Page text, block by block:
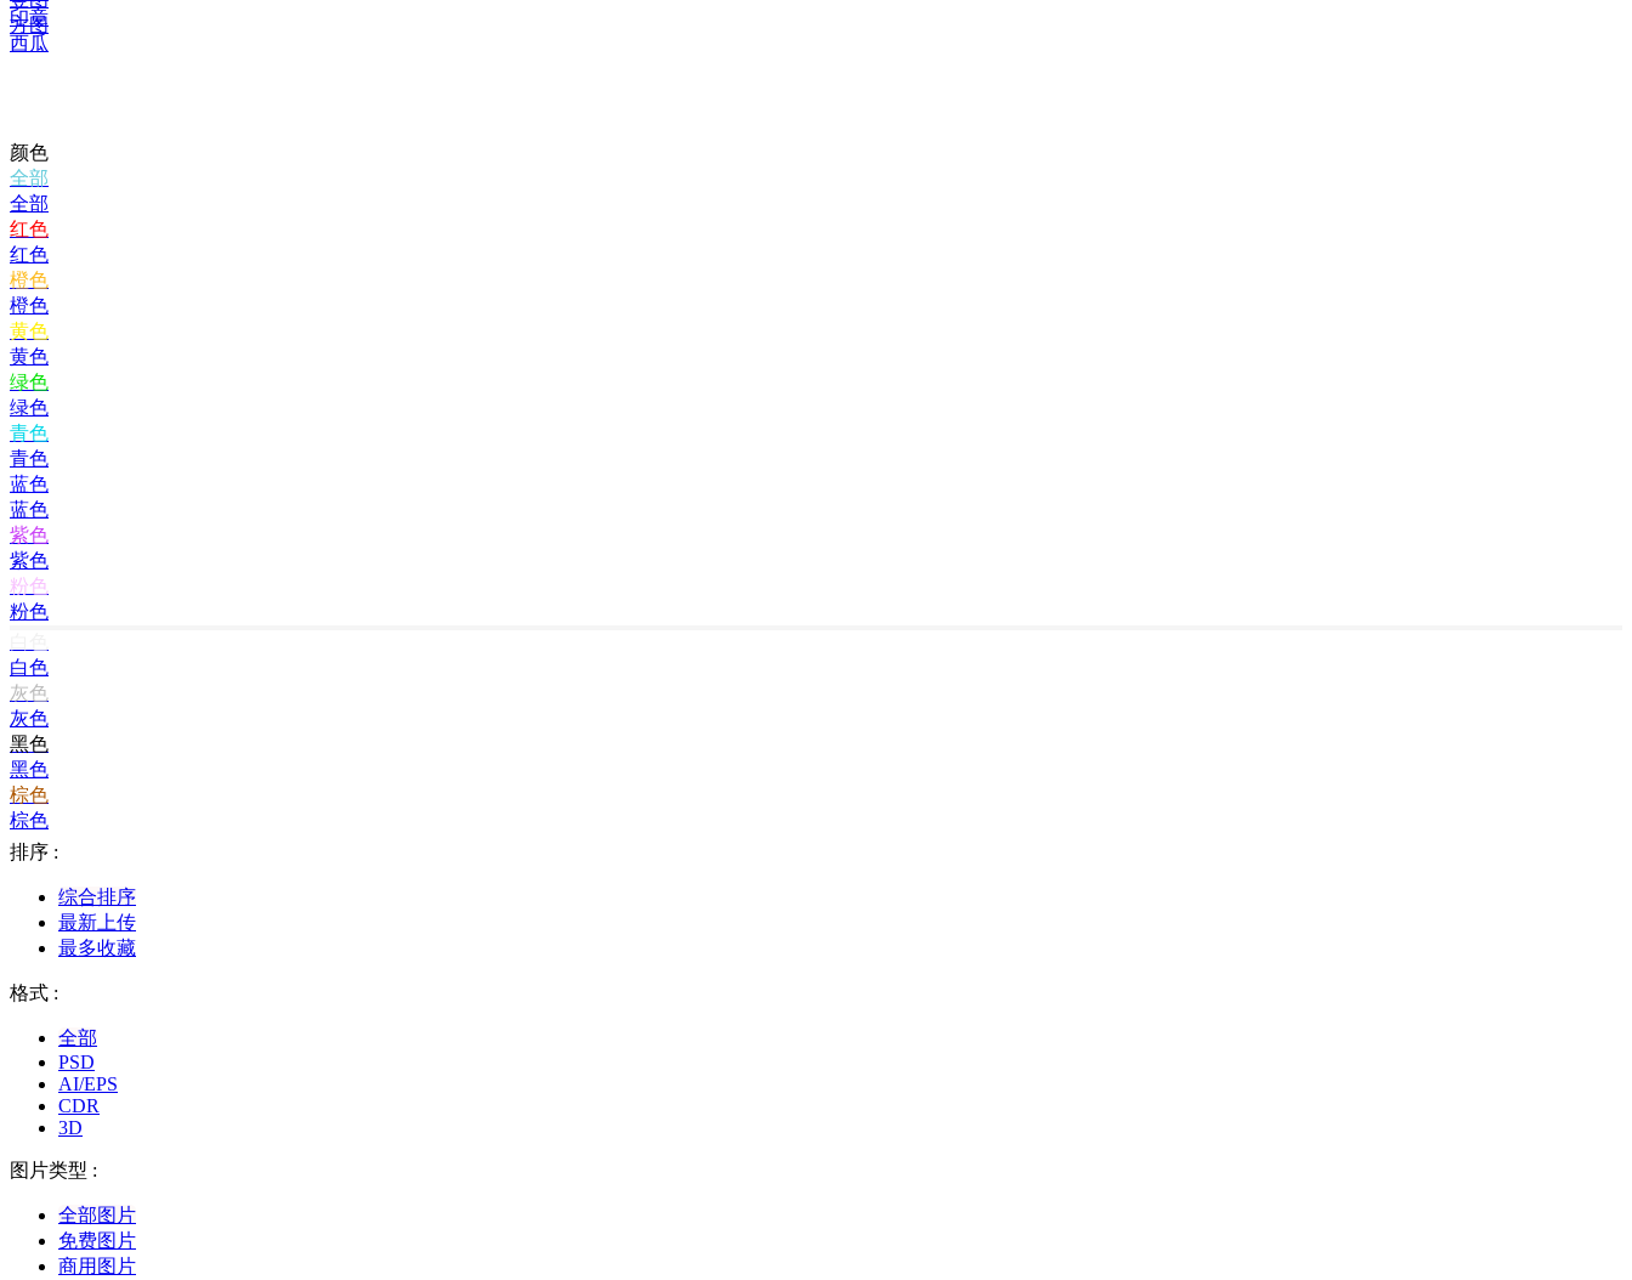
印章
西瓜
方图
颜色
全部
全部
红色
红色
橙色
橙色
黄色
黄色
绿色
绿色
青色
青色
蓝色
蓝色
紫色
紫色
粉色
粉色
白色
灰色
灰色
黑色
黑色
棕色
棕色
排序 :
综合排序
最新上传
最多收藏
格式 :
全部
PSD
AI/EPS
CDR
3D
图片类型 :
全部图片
免费图片
商用图片